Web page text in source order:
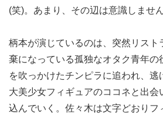
(笑)。あまり、その辺は意識しませ
柄本が演じているのは、突然リスト
棄になっている孤独なオタク青年の
を吹っかけたチンピラに追われ、逃
大美少女フィギュアのココネと出会
込んでいく。佐々木は文字どおりフ